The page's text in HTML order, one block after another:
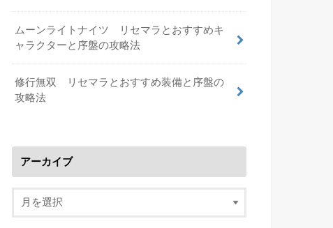
ムーンライトナイツ リセマラとおすすめキ
ャラクターと序盤の攻略法
修行無双 リセマラとおすすめ装備と序盤の
攻略法
アーカイブ